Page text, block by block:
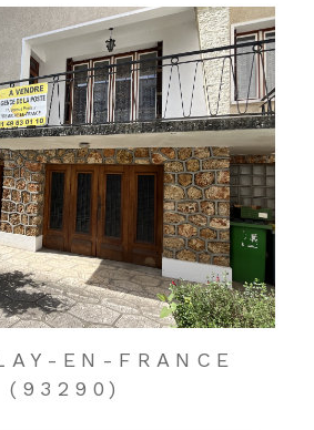
EN-FRANCE
(93290)